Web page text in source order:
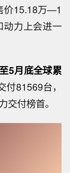
价15.18万—1
力上会进一
5月底全球累
付81569台，
付榜首。